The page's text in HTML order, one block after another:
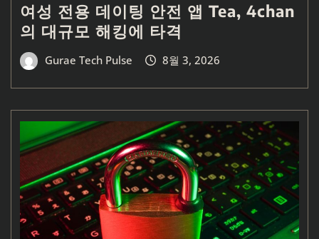
여성 전용 데이팅 안전 앱 Tea, 4chan
의 대규모 해킹에 타격
Gurae Tech Pulse 8월 3, 2026